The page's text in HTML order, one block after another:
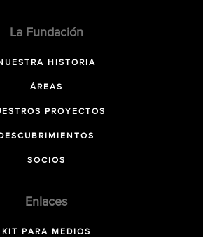
La Fundación
HISTORIA
ÁREAS
PROYECTOS
DESCUBRIMIENTOS
SOCIOS
Enlaces
KIT PARA MEDIOS